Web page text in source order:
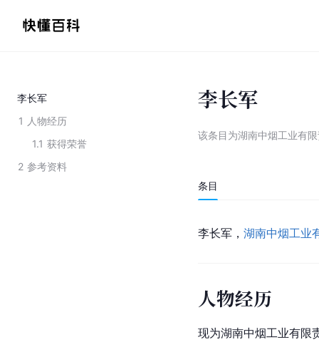
李长军
1 人物经历
1.1 获得荣誉
2 参考资料
李长军
该条目为湖南中烟工业有
条目
李长军， 湖南中烟工业
人物经历
现为湖南中烟工业有限